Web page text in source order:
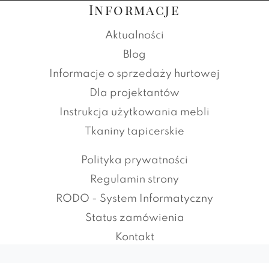
Informacje
Aktualności
Blog
Informacje o sprzedaży hurtowej
Dla projektantów
Instrukcja użytkowania mebli
Tkaniny tapicerskie
Polityka prywatności
Regulamin strony
RODO - System Informatyczny
Status zamówienia
Kontakt